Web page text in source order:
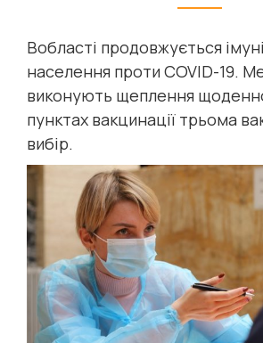
Вобласті продовжується
населення проти COVID-19.
виконують щеплення
пунктах вакцинації трьома
вибір.